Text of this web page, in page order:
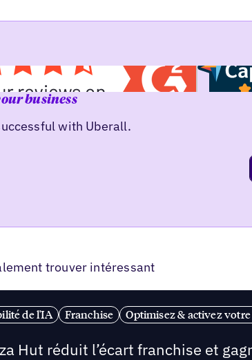
business
with Uberall.
trouver intéressant
de l'IA Franchise Optimisez & activez
Hut réduit l’écart franchise et